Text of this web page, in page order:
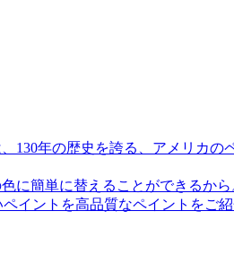
130年の歴史を誇る、アメリカの
に簡単に替えることができるから
イントを高品質なペイントをご紹